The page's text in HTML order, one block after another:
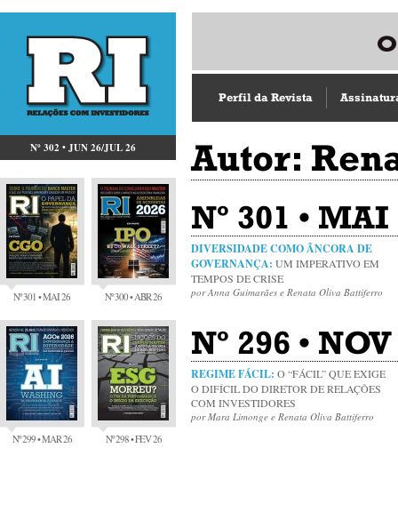
Nº 302 • JUN 26/JUL 26
Nº 301 • MAI 26 Nº 300 • ABR 26
Nº 299 • MAR 26 Nº 298 • FEV 26
Perfil da Revista
Autor:
Nº 301 •
DIVERSIDADE COMO ÂNCORA DE
GOVERNANÇA: UM IMPERATIVO EM
TEMPOS DE CRISE
por Anna Guimarães e Renata Oliva Battiferro
Nº 296 •
REGIME FÁCIL: O “FÁCIL” QUE EXIGE
O DIFÍCIL DO DIRETOR DE RELAÇÕES
COM INVESTIDORES
por Mara Limonge e Renata Oliva Battiferro